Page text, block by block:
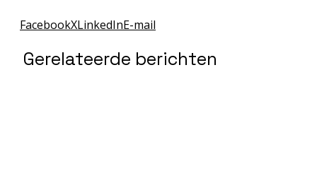
FacebookXLinkedInE-mail
Gerelateerde berichten